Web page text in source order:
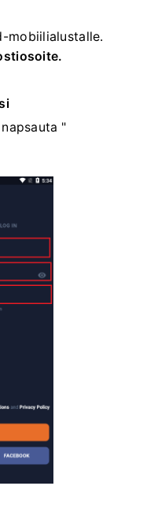
mobiilialustalle.
"